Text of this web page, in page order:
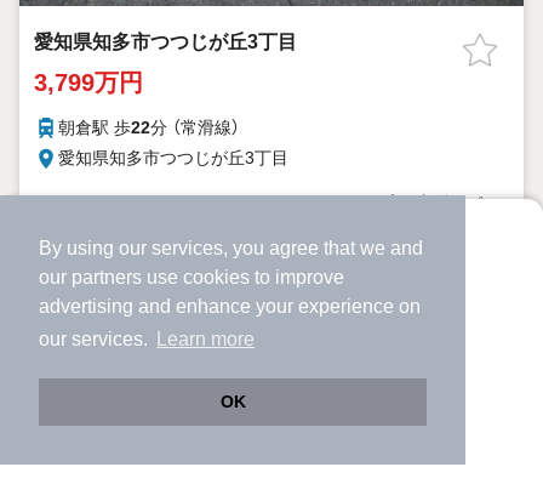
By using our services, you agree that we and
our partners use cookies to improve
advertising and enhance your experience on
our services.
Learn more
OK
より使いやすくなった
アプリで物件探ししませんか？
サクサク動く地図で物件検索
愛知県知多市つつじが丘3丁目
3,799万円
朝倉駅 歩22分 （常滑線）
愛知県知多市つつじが丘3丁目
4LDK＋WIC-ウォーキングクローゼット広々収納スペ
建物面積 105.78m² 土地面積 137.51m² 築年月 新築
■長期優良分譲住宅！
■閑静で緑豊かな住環境！
■魅力の整形地 悠々並列駐車可！
■長期固定金利 フラット35対応物件！
■地震に強い安心な家 耐震等級3取得！
詳細を見る